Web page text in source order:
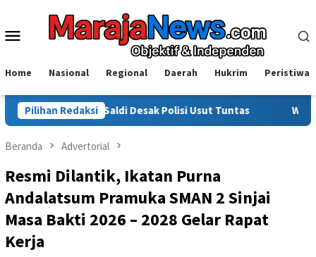
konten
Menu
Home Nasional Regional Daerah Hukrim Peristiwa
Pilihan Redaksi
Saldi Desak Polisi Usut Tuntas Warga Sinjai Tewas
Beranda Advertorial
Resmi Dilantik, Ikatan Purna
Andalatsum Pramuka SMAN 2 Sinjai
Masa Bakti 2026 – 2028 Gelar Rapat
Kerja